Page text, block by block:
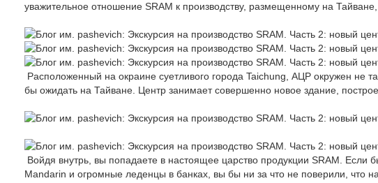
уважительное отношение SRAM к производству, размещенному на Тайване,
Расположенный на окраине суетливого города Taichung, АЦР окружен не
бы ожидать на Тайване. Центр занимает совершенно новое здание,
Войдя внутрь, вы попадаете в настоящее царство продукции SRAM. Если
Mandarin и огромные леденцы в банках, вы бы ни за что не поверили, что